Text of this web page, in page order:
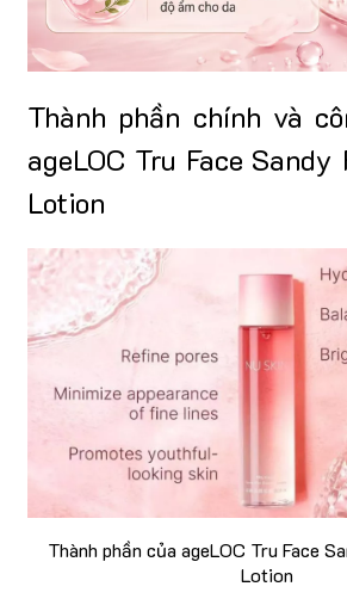
Thành phần chính và
ageLOC Tru Face Sandy
Lotion
Thành phần của ageLOC Tru Face
Lotion